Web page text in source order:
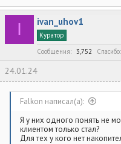
I ivan_uhov1
Куратор
Сообщения
3,752 Спасибо
24.01.24
Falkon написал(а):
Я у них одного понять не
клиентом только стал?
Для тех у кого нет